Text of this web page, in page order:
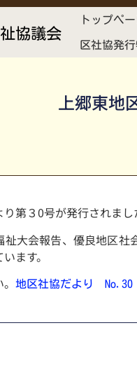
協議会
トップペ
区社協発
上郷東地
第３0号が発行されまし
大会報告、優良地区
ます。
地区社協だより No.30